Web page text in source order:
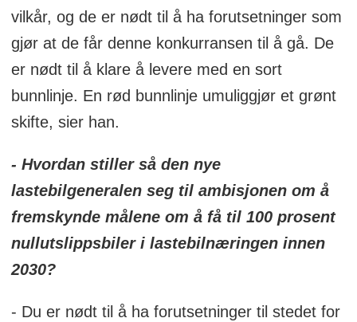
vilkår, og de er nødt til å ha forutsetninger som
gjør at de får denne konkurransen til å gå. De
er nødt til å klare å levere med en sort
bunnlinje. En rød bunnlinje umuliggjør et grønt
skifte, sier han.
- Hvordan stiller så den nye
lastebilgeneralen seg til ambisjonen om å
fremskynde målene om å få til 100 prosent
nullutslippsbiler i lastebilnæringen innen
2030?
- Du er nødt til å ha forutsetninger til stedet for